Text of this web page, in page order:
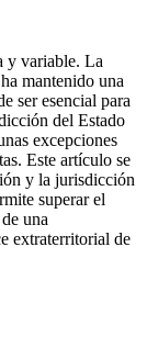
y variable. La
mantenido una
ser esencial para
del Estado
excepciones
Este artículo se
y la jurisdicción
superar el
una
extraterritorial de